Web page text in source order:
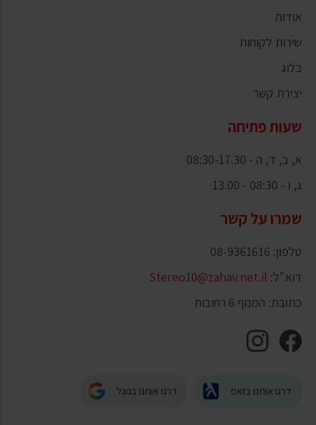
אודות
שירות לקוחות
בלוג
יצירת קשר
שעות פתיחה
א, ב, ד, ה - 08:30-17.30
ג, ו - 08:30 - 13.00
שמרו על קשר
טלפון: 08-9361616
דוא"ל: Stereo10@zahav.net.il
כתובת: המנוף 6 רחובות
דרגו אותנו בזאפ דרגו אותנו בגוגל